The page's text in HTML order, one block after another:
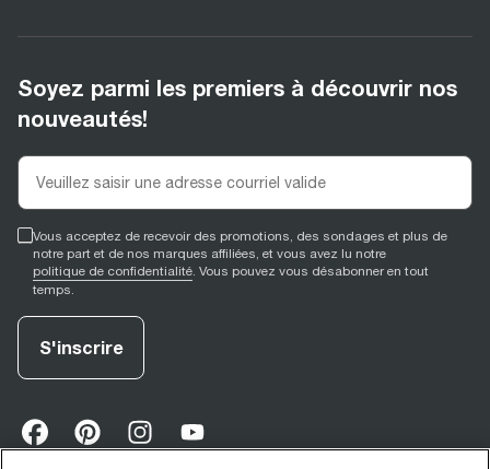
Soyez parmi les premiers à découvrir nos
nouveautés!
Vous acceptez de recevoir des promotions, des sondages et plus de
notre part et de nos marques affiliées, et vous avez lu notre
politique de confidentialité. Vous pouvez vous désabonner en tout
temps.
S'inscrire
facebook
opens in new tab
pinterest
opens in new tab
instagram
opens in new tab
youtube
opens in new tab